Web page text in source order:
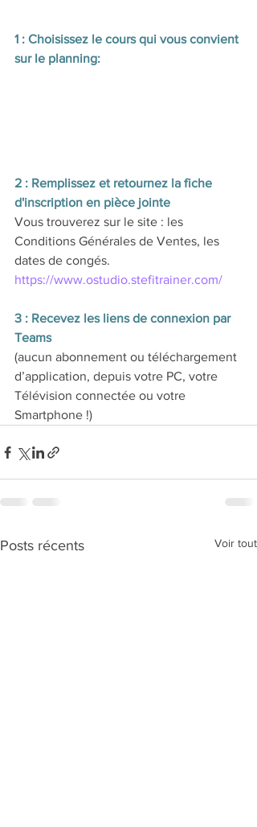
1 : Choisissez le cours qui vous convient
sur le planning:
2 : Remplissez et retournez la fiche
d'inscription en pièce jointe
Vous trouverez sur le site : les
Conditions Générales de Ventes, les
dates de congés.
https://www.ostudio.stefitrainer.com/
3 : Recevez les liens de connexion par
Teams
(aucun abonnement ou téléchargement
d’application, depuis votre PC, votre
Télévision connectée ou votre
Smartphone !)
Posts récents Voir tout